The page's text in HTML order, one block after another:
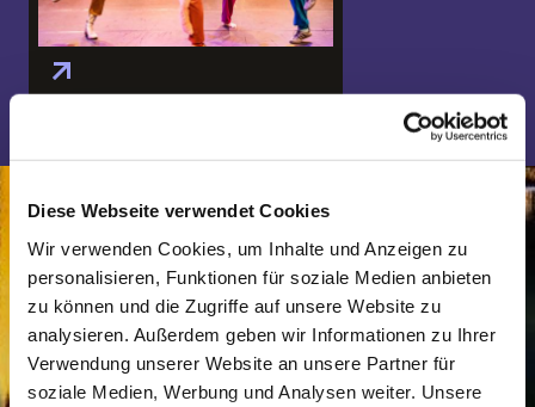
Diese Webseite verwendet Cookies
Wir verwenden Cookies, um Inhalte und Anzeigen zu
personalisieren, Funktionen für soziale Medien anbieten
zu können und die Zugriffe auf unsere Website zu
analysieren. Außerdem geben wir Informationen zu Ihrer
Verwendung unserer Website an unsere Partner für
soziale Medien, Werbung und Analysen weiter. Unsere
Aktuelle Trailer
ein Tanztheaterstück ohne
Sprache / 6+
Regie & Choreografie: Ceren
Oran